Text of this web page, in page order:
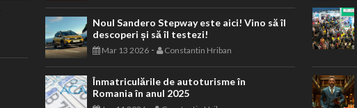
Noul Sandero Stepway este aici! Vino să îl
descoperi și să îl testezi!
Mar 13 2026 - Constantin Hriban
Înmatriculările de autoturisme în
Romania în anul 2025